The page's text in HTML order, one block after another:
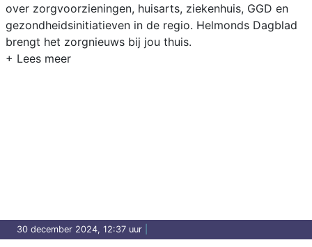
over zorgvoorzieningen, huisarts, ziekenhuis, GGD en
gezondheidsinitiatieven in de regio. Helmonds Dagblad
brengt het zorgnieuws bij jou thuis.
30 december 2024, 12:37 uur